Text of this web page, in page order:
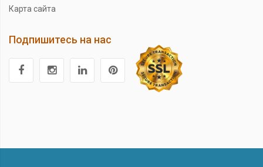
Карта сайта
Подпишитесь на нас